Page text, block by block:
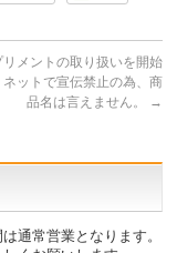
リメントの取り扱いを開始
ネットで宣伝禁止の為、商
品名は言えません。
→
通常営業となります。